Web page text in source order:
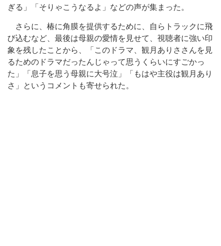
ぎる」「そりゃこうなるよ」などの声が集まった。
さらに、椿に角膜を提供するために、自らトラックに飛
び込むなど、最後は母親の愛情を見せて、視聴者に強い印
象を残したことから、「このドラマ、観月ありささんを見
るためのドラマだったんじゃって思うくらいにすごかっ
た」「息子を思う母親に大号泣」「もはや主役は観月あり
さ」というコメントも寄せられた。